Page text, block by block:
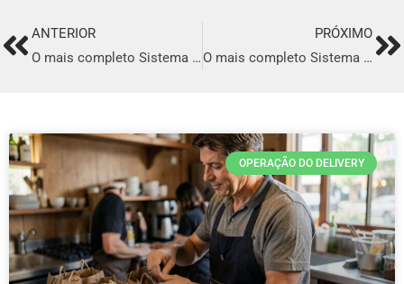
PrevANTERIOR
O mais completo Sistema para Delivery de Creperia em Registro
PRÓXIMO
O mais completo Sistema para Delivery de Creperia em Taquaritinga
OPERAÇÃO DO DELIVERY